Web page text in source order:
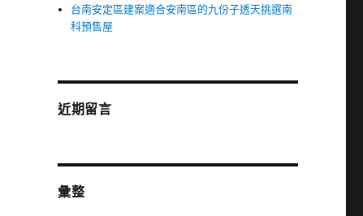
台南安定區建案適合安南區的九份子透天挑選南
科預售屋
近期留言
彙整